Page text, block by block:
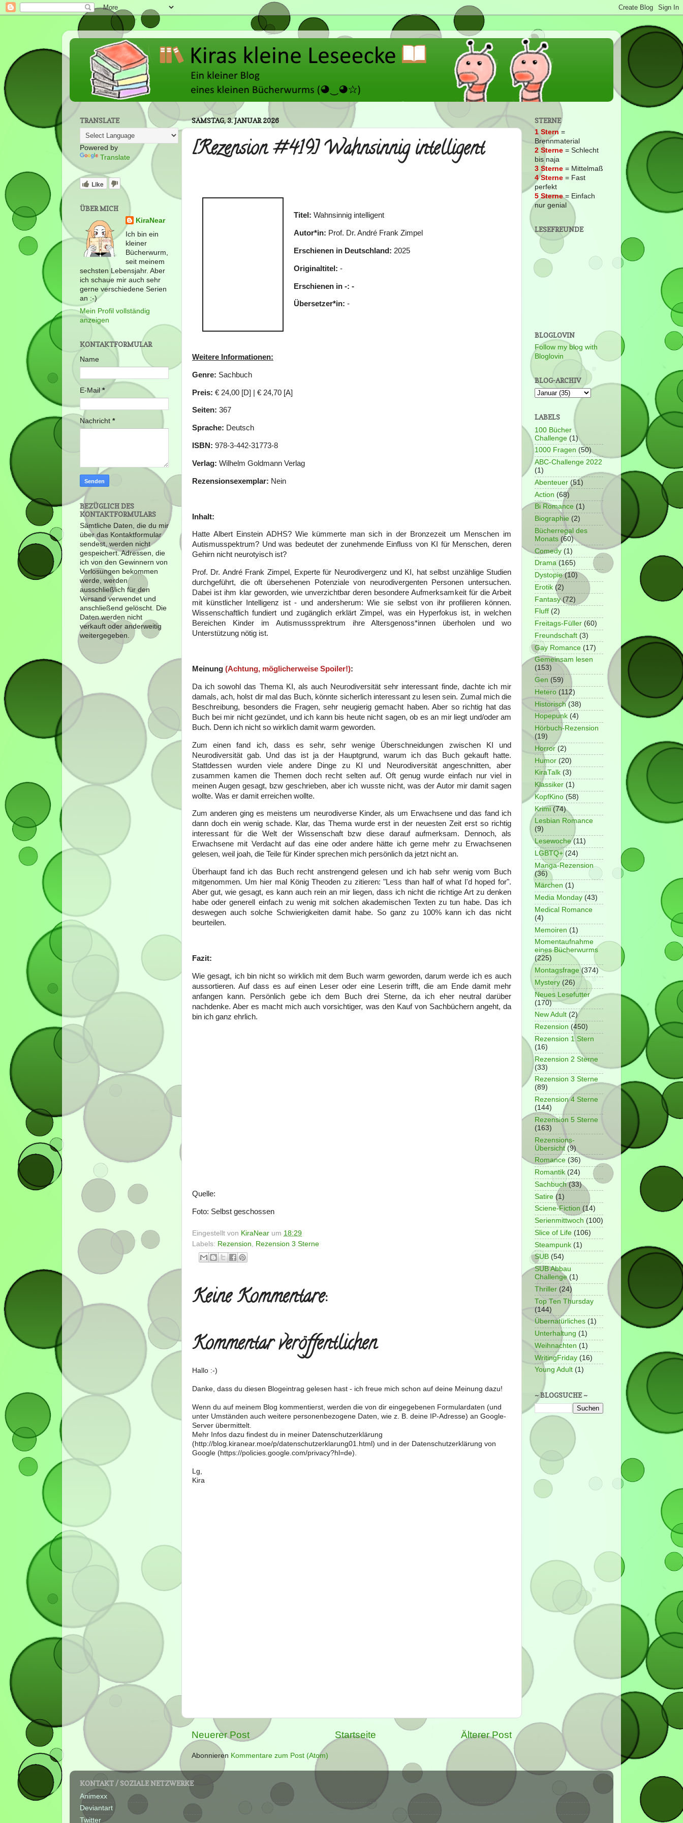
SAMSTAG, 3. JANUAR 2026
[Rezension #419] Wahnsinnig intelligent
Titel: Wahnsinnig intelligent
Autor*in: Prof. Dr. André Frank Zimpel
Erschienen in Deutschland: 2025
Originaltitel: -
Erschienen in -: -
Übersetzer*in: -
Weitere Informationen:
Genre: Sachbuch
Preis: € 24,00 [D] | € 24,70 [A]
Seiten: 367
Sprache: Deutsch
ISBN: 978-3-442-31773-8
Verlag: Wilhelm Goldmann Verlag
Rezensionsexemplar: Nein
Inhalt:
Hatte Albert Einstein ADHS? Wie kümmerte man sich in der Bronzezeit um Menschen im
Autismusspektrum? Und was bedeutet der zunehmende Einfluss von KI für Menschen, deren
Gehirn nicht neurotyisch ist?
Prof. Dr. André Frank Zimpel, Experte für Neurodivergenz und KI, hat selbst unzählige Studien
durchgeführt, die oft übersehenen Potenziale von neurodivergenten Personen untersuchen.
Dabei ist ihm klar geworden, wie unverzichtbar deren besondere Aufmerksamkeit für die Arbeit
mit künstlicher Intelligenz ist - und andersherum: Wie sie selbst von ihr profilieren können.
Wissenschaftlich fundiert und zugänglich erklärt Zimpel, was ein Hyperfokus ist, in welchen
Bereichen Kinder im Autismusssprektrum ihre Altersgenoss*innen überholen und wo
Unterstützung nötig ist.
Meinung (Achtung, möglicherweise Spoiler!):
Da ich sowohl das Thema KI, als auch Neurodiversität sehr interessant finde, dachte ich mir
damals, ach, holst dir mal das Buch, könnte sicherlich interessant zu lesen sein. Zumal mich die
Beschreibung, besonders die Fragen, sehr neugierig gemacht haben. Aber so richtig hat das
Buch bei mir nicht gezündet, und ich kann bis heute nicht sagen, ob es an mir liegt und/oder am
Buch. Denn ich nicht so wirklich damit warm geworden.
Zum einen fand ich, dass es sehr, sehr wenige Überschneidungen zwischen KI und
Neurodiversität gab. Und das ist ja der Hauptgrund, warum ich das Buch gekauft hatte.
Stattdessen wurden viele andere Dinge zu KI und Neurodiversität angeschnitten, aber
zusammen kamen die Themen doch recht selten auf. Oft genug wurde einfach nur viel in
meinen Augen gesagt, bzw geschrieben, aber ich wusste nicht, was der Autor mir damit sagen
wollte. Was er damit erreichen wollte.
Zum anderen ging es meistens um neurodiverse Kinder, als um Erwachsene und das fand ich
dann doch ein wenig schade. Klar, das Thema wurde erst in der neuesten Zeit erst so richtig
interessant für die Welt der Wissenschaft bzw diese darauf aufmerksam. Dennoch, als
Erwachsene mit Verdacht auf das eine oder andere hätte ich gerne mehr zu Erwachsenen
gelesen, weil joah, die Teile für Kinder sprechen mich persönlich da jetzt nicht an.
Überhaupt fand ich das Buch recht anstrengend gelesen und ich hab sehr wenig vom Buch
mitgenommen. Um hier mal König Theoden zu zitieren: "Less than half of what I'd hoped for".
Aber gut, wie gesagt, es kann auch rein an mir liegen, dass ich nicht die richtige Art zu denken
habe oder generell einfach zu wenig mit solchen akademischen Texten zu tun habe. Das ich
deswegen auch solche Schwierigkeiten damit habe. So ganz zu 100% kann ich das nicht
beurteilen.
Fazit:
Wie gesagt, ich bin nicht so wirklich mit dem Buch warm geworden, darum werde ich es auch
aussortieren. Auf dass es auf einen Leser oder eine Leserin trifft, die am Ende damit mehr
anfangen kann. Persönlich gebe ich dem Buch drei Sterne, da ich eher neutral darüber
nachdenke. Aber es macht mich auch vorsichtiger, was den Kauf von Sachbüchern angeht, da
bin ich ganz ehrlich.
Quelle:
Foto: Selbst geschossen
Eingestellt von KiraNear um 18:29
Labels: Rezension Rezension 3 Sterne
Keine Kommentare:
Kommentar veröffentlichen
Hallo :-)
Danke, dass du diesen Blogeintrag gelesen hast - ich freue mich schon auf deine Meinung dazu!
Wenn du auf meinem Blog kommentierst, werden die von dir eingegebenen Formulardaten (und
unter Umständen auch weitere personenbezogene Daten, wie z. B. deine IP-Adresse) an Google-
Server übermittelt.
Mehr Infos dazu findest du in meiner Datenschutzerklärung
(http://blog.kiranear.moe/p/datenschutzerklarung01.html) und in der Datenschutzerklärung von
Google (https://policies.google.com/privacy?hl=de).
Lg,
Kira
Neuerer Post Älterer Post
Startseite
Abonnieren Kommentare zum Post (Atom)
TRANSLATE
Powered by
Translate
Like
ÜBER MICH
KiraNear
Ich bin ein
kleiner
Bücherwurm,
seit meinem
sechsten Lebensjahr. Aber
ich schaue mir auch sehr
gerne verschiedene Serien
an :-)
Mein Profil vollständig
anzeigen
KONTAKTFORMULAR
Name
E-Mail *
Nachricht *
BEZÜGLICH DES
KONTAKTFORMULARS
Sämtliche Daten, die du mir
über das Kontaktformular
sendest, werden nicht
gespeichert. Adressen, die
ich von den Gewinnern von
Verlosungen bekommen
werde, werden
ausschließlich für den
Versand verwendet und
anschließend gelöscht. Die
Daten werden nicht
verkauft oder anderweitig
weitergegeben.
STERNE
1 Stern =
Brennmaterial
2 Sterne = Schlecht
bis naja
3 Sterne = Mittelmaß
4 Sterne = Fast
perfekt
5 Sterne= Einfach
nur genial
LESEFREUNDE
BLOGLOVIN
Follow my blog with
Bloglovin
BLOG-ARCHIV
LABELS
100 Bücher
Challenge (1)
1000 Fragen (50)
ABC-Challenge 2022
(1)
Abenteuer (51)
Action (68)
Bi Romance (1)
Biographie (2)
Bücherregal des
Monats (60)
Comedy (1)
Drama (165)
Dystopie (10)
Erotik (2)
Fantasy (72)
Fluff (2)
Freitags-Füller (60)
Freundschaft (3)
Gay Romance (17)
Gemeinsam lesen
(153)
Gen (59)
Hetero (112)
Historisch (38)
Hopepunk (4)
Hörbuch-Rezension
(19)
Horror (2)
Humor (20)
KiraTalk (3)
Klassiker (1)
KopfKino (58)
Krimi (74)
Lesbian Romance
(9)
Lesewoche (11)
LGBTQ+ (24)
Manga-Rezension
(36)
Märchen (1)
Media Monday (43)
Medical Romance
(4)
Memoiren (1)
Momentaufnahme
eines Bücherwurms
(225)
Montagsfrage (374)
Mystery (26)
Neues Lesefutter
(170)
New Adult (2)
Rezension (450)
Rezension 1 Stern
(16)
Rezension 2 Sterne
(33)
Rezension 3 Sterne
(89)
Rezension 4 Sterne
(144)
Rezension 5 Sterne
(163)
Rezensions-
Übersicht (9)
Romance (36)
Romantik (24)
Sachbuch (33)
Satire (1)
Sciene-Fiction (14)
Serienmittwoch (100)
Slice of Life (106)
Steampunk (1)
SUB (54)
SUB Abbau
Challenge (1)
Thriller (24)
Top Ten Thursday
(144)
Übernatürliches (1)
Unterhaltung (1)
Weihnachten (1)
WritingFriday (16)
Young Adult (1)
~ BLOGSUCHE ~
KONTAKT / SOZIALE NETZWERKE
Animexx
Deviantart
Twitter